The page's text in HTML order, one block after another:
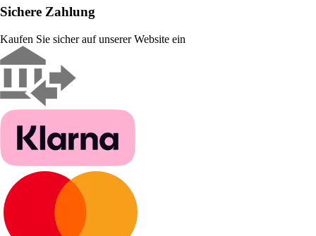
Sichere Zahlung
Kaufen Sie sicher auf unserer Website ein